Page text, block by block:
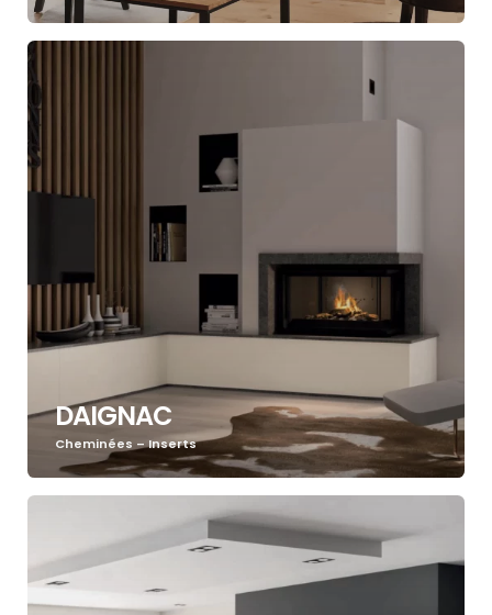
DAIGNAC
Cheminées – Inserts